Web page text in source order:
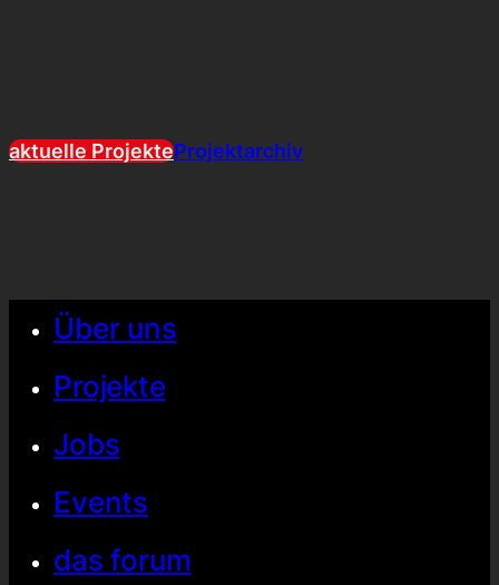
aktuelle ProjekteProjektarchiv
Über uns
Projekte
Jobs
Events
das forum